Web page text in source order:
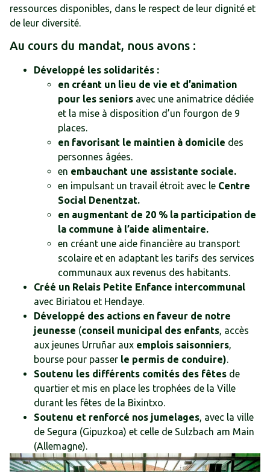
ressources disponibles, dans le respect de leur dignité et
de leur diversité.
Au cours du mandat, nous avons :
Développé les solidarités :
en créant un lieu de vie et d’animation
pour les seniors avec une animatrice dédiée
et la mise à disposition d’un fourgon de 9
places.
en favorisant le maintien à domicile des
personnes âgées.
en embauchant une assistante sociale.
en impulsant un travail étroit avec le Centre
Social Denentzat.
en augmentant de 20 % la participation de
la commune à l’aide alimentaire.
en créant une aide financière au transport
scolaire et en adaptant les tarifs des services
communaux aux revenus des habitants.
Créé un Relais Petite Enfance intercommunal
avec Biriatou et Hendaye.
Développé des actions en faveur de notre
jeunesse (conseil municipal des enfants, accès
aux jeunes Urruñar aux emplois saisonniers,
bourse pour passer le permis de conduire).
Soutenu les différents comités des fêtes de
quartier et mis en place les trophées de la Ville
durant les fêtes de la Bixintxo.
Soutenu et renforcé nos jumelages, avec la ville
de Segura (Gipuzkoa) et celle de Sulzbach am Main
(Allemagne).